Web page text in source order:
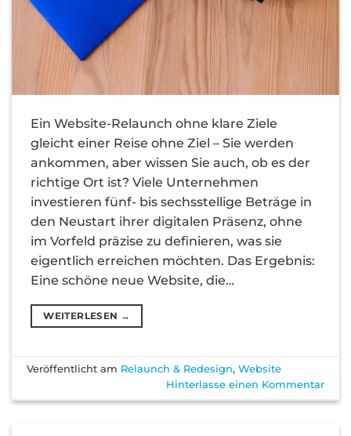
Ein Website-Relaunch ohne klare Ziele
gleicht einer Reise ohne Ziel – Sie werden
ankommen, aber wissen Sie auch, ob es der
richtige Ort ist? Viele Unternehmen
investieren fünf- bis sechsstellige Beträge in
den Neustart ihrer digitalen Präsenz, ohne
im Vorfeld präzise zu definieren, was sie
eigentlich erreichen möchten. Das Ergebnis:
Eine schöne neue Website, die…
WEITERLESEN →
Veröffentlicht am Relaunch & Redesign,Website
Hinterlasse einen Kommentar